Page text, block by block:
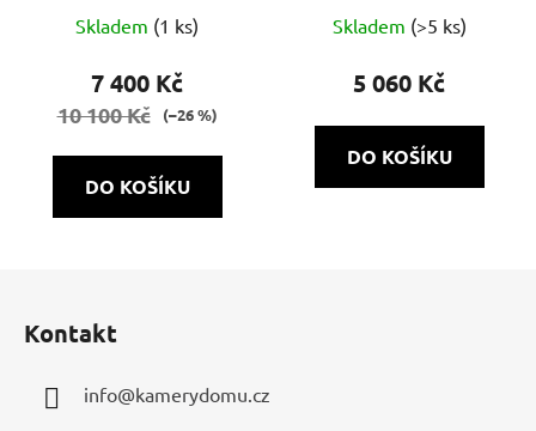
Skladem (1 ks)
7 400 Kč
10 100 Kč (–26 %)
DO KOŠÍKU
Skladem (>5 ks)
5 060 Kč
DO KOŠÍKU
Kontakt
info@kamerydomu.cz